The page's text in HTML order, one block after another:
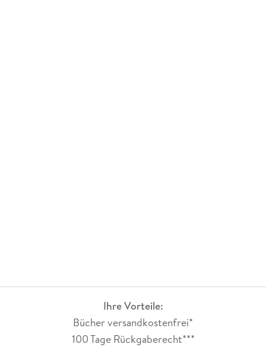
Ihre Vorteile:
Bücher versandkostenfrei*
100 Tage Rückgaberecht***